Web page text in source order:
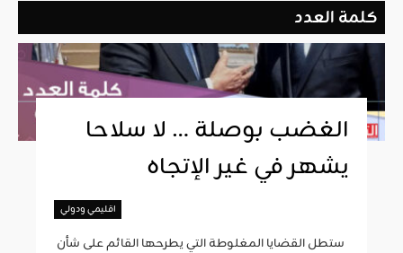
كلمة العدد
الغضب بوصلة … لا سلاحا
يشهر في غير الإتجاه
اقليمي ودولي